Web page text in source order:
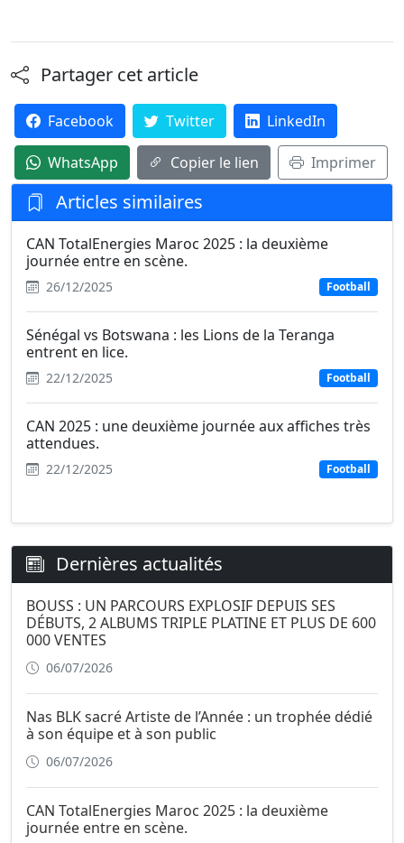
Partager cet article
Facebook Twitter LinkedIn
WhatsApp Copier le lien Imprimer
Articles similaires
CAN TotalEnergies Maroc 2025 : la deuxième
journée entre en scène.
26/12/2025 Football
Sénégal vs Botswana : les Lions de la Teranga
entrent en lice.
22/12/2025 Football
CAN 2025 : une deuxième journée aux affiches très
attendues.
22/12/2025 Football
Dernières actualités
BOUSS : UN PARCOURS EXPLOSIF DEPUIS SES
DÉBUTS, 2 ALBUMS TRIPLE PLATINE ET PLUS DE 600
000 VENTES
06/07/2026
Nas BLK sacré Artiste de l’Année : un trophée dédié
à son équipe et à son public
06/07/2026
CAN TotalEnergies Maroc 2025 : la deuxième
journée entre en scène.